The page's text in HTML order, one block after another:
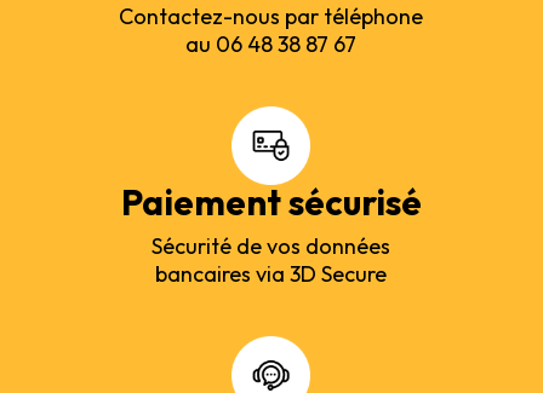
Contactez-nous par téléphone
au 06 48 38 87 67
Paiement sécurisé
Sécurité de vos données
bancaires via 3D Secure